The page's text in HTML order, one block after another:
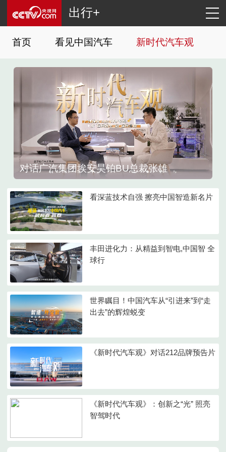
出行+
首页 看见中国汽车 新时代汽车观
对话广汽集团埃安昊铂BU总裁张雄
看深蓝技术自强 擦亮中国智造新名片
丰田进化力：从精益到智电,中国智 全
球行
世界瞩目！中国汽车从“引进来”到“走
出去”的辉煌蜕变
《新时代汽车观》对话212品牌预告片
《新时代汽车观》：创新之“光” 照亮
智驾时代